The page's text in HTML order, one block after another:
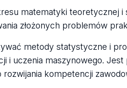
matematyki teoretycznej i
złożonych problemów
metody statystyczne i
i uczenia maszynowego.
kompetencji